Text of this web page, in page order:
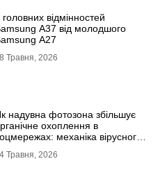
головних відмінностей
A37 від молодшого
A27
Травня, 2026
надувна фотозона збільшує
охоплення в
механіка вірусного
Травня, 2026